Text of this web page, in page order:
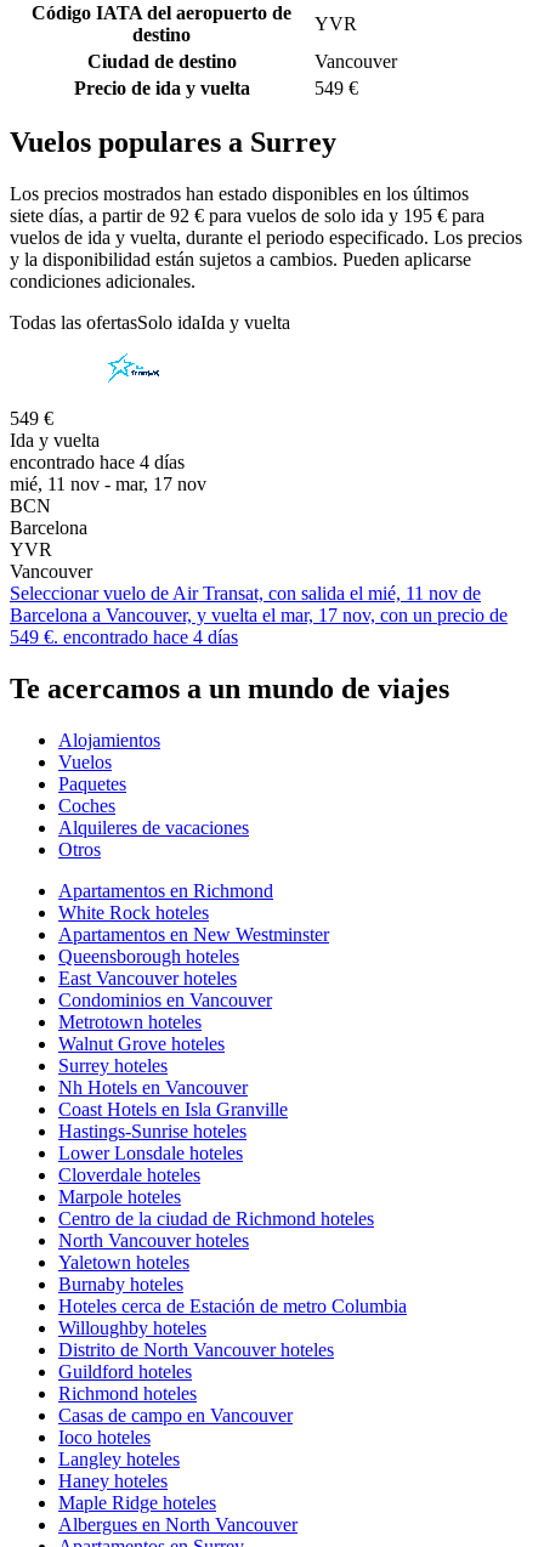
Código IATA del aeropuerto de
destino
YVR
Ciudad de destino
Vancouver
Precio de ida y vuelta
549 €
Vuelos populares a Surrey
Los precios mostrados han estado disponibles en los últimos
siete días, a partir de 92 € para vuelos de solo ida y 195 € para
vuelos de ida y vuelta, durante el periodo especificado. Los precios
y la disponibilidad están sujetos a cambios. Pueden aplicarse
condiciones adicionales.
Todas las ofertasSolo idaIda y vuelta
549 €
Ida y vuelta
encontrado hace 4 días
mié, 11 nov - mar, 17 nov
BCN
Barcelona
YVR
Vancouver
Seleccionar vuelo de Air Transat, con salida el mié, 11 nov de
Barcelona a Vancouver, y vuelta el mar, 17 nov, con un precio de
549 €. encontrado hace 4 días
Te acercamos a un mundo de viajes
Alojamientos
Vuelos
Paquetes
Coches
Alquileres de vacaciones
Otros
Apartamentos en Richmond
White Rock hoteles
Apartamentos en New Westminster
Queensborough hoteles
East Vancouver hoteles
Condominios en Vancouver
Metrotown hoteles
Walnut Grove hoteles
Surrey hoteles
Nh Hotels en Vancouver
Coast Hotels en Isla Granville
Hastings-Sunrise hoteles
Lower Lonsdale hoteles
Cloverdale hoteles
Marpole hoteles
Centro de la ciudad de Richmond hoteles
North Vancouver hoteles
Yaletown hoteles
Burnaby hoteles
Hoteles cerca de Estación de metro Columbia
Willoughby hoteles
Distrito de North Vancouver hoteles
Guildford hoteles
Richmond hoteles
Casas de campo en Vancouver
Ioco hoteles
Langley hoteles
Haney hoteles
Maple Ridge hoteles
Albergues en North Vancouver